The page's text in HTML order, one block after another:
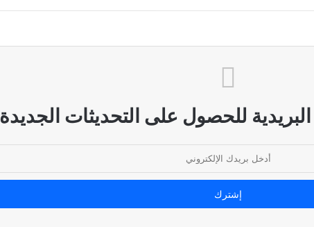
للحصول على التحديثات الجديدة